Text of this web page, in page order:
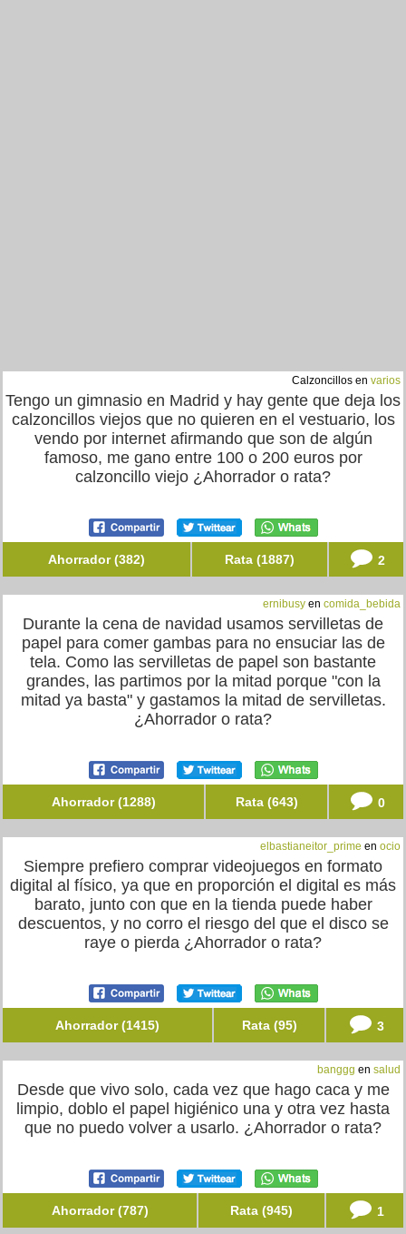
Calzoncillos en varios
Tengo un gimnasio en Madrid y hay gente que deja los
calzoncillos viejos que no quieren en el vestuario, los
vendo por internet afirmando que son de algún
famoso, me gano entre 100 o 200 euros por
calzoncillo viejo ¿Ahorrador o rata?
Ahorrador (382) Rata (1887) 2
ernibusy en comida_bebida
Durante la cena de navidad usamos servilletas de
papel para comer gambas para no ensuciar las de
tela. Como las servilletas de papel son bastante
grandes, las partimos por la mitad porque "con la
mitad ya basta" y gastamos la mitad de servilletas.
¿Ahorrador o rata?
Ahorrador (1288) Rata (643) 0
elbastianeitor_prime en ocio
Siempre prefiero comprar videojuegos en formato
digital al físico, ya que en proporción el digital es más
barato, junto con que en la tienda puede haber
descuentos, y no corro el riesgo del que el disco se
raye o pierda ¿Ahorrador o rata?
Ahorrador (1415) Rata (95) 3
banggg en salud
Desde que vivo solo, cada vez que hago caca y me
limpio, doblo el papel higiénico una y otra vez hasta
que no puedo volver a usarlo. ¿Ahorrador o rata?
Ahorrador (787) Rata (945) 1